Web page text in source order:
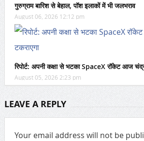
गुरुग्राम बारिश से बेहाल, पॉश इलाकों में भी जलभराव
August 06, 2026 12:12 pm
रिपोर्ट: अपनी कक्षा से भटका SpaceX रॉकेट आज
August 05, 2026 2:23 pm
LEAVE A REPLY
Your email address will not be